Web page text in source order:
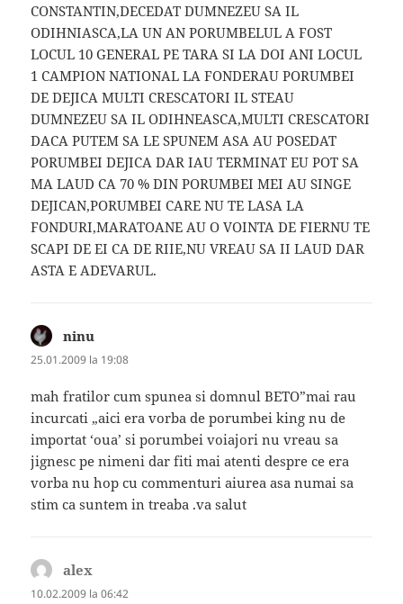
CONSTANTIN,DECEDAT DUMNEZEU SA IL
ODIHNIASCA,LA UN AN PORUMBELUL A FOST
LOCUL 10 GENERAL PE TARA SI LA DOI ANI LOCUL
1 CAMPION NATIONAL LA FONDERAU PORUMBEI
DE DEJICA MULTI CRESCATORI IL STEAU
DUMNEZEU SA IL ODIHNEASCA,MULTI CRESCATORI
DACA PUTEM SA LE SPUNEM ASA AU POSEDAT
PORUMBEI DEJICA DAR IAU TERMINAT EU POT SA
MA LAUD CA 70 % DIN PORUMBEI MEI AU SINGE
DEJICAN,PORUMBEI CARE NU TE LASA LA
FONDURI,MARATOANE AU O VOINTA DE FIERNU TE
SCAPI DE EI CA DE RIIE,NU VREAU SA II LAUD DAR
ASTA E ADEVARUL.
ninu
25.01.2009 la 19:08
mah fratilor cum spunea si domnul BETO”mai rau
incurcati „aici era vorba de porumbei king nu de
importat ‘oua’ si porumbei voiajori nu vreau sa
jignesc pe nimeni dar fiti mai atenti despre ce era
vorba nu hop cu commenturi aiurea asa numai sa
stim ca suntem in treaba .va salut
alex
10.02.2009 la 06:42